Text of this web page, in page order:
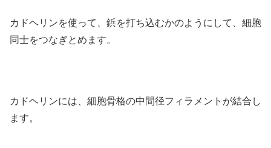
カドヘリンを使って、鋲を打ち込むかのようにして、細胞
同士をつなぎとめます。
カドヘリンには、細胞骨格の中間径フィラメントが結合し
ます。